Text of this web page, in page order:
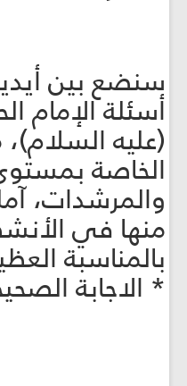
سنضع بين
أسئلة الإمام
(عليه السلام)،
الخاصة
والمرشدات،
منها في
بالمناسبة
* الاجابة